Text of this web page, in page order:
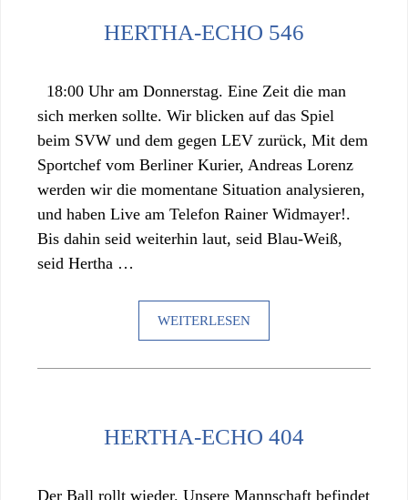
HERTHA-ECHO 546
18:00 Uhr am Donnerstag. Eine Zeit die man
sich merken sollte. Wir blicken auf das Spiel
beim SVW und dem gegen LEV zurück, Mit dem
Sportchef vom Berliner Kurier, Andreas Lorenz
werden wir die momentane Situation analysieren,
und haben Live am Telefon Rainer Widmayer!.
Bis dahin seid weiterhin laut, seid Blau-Weiß,
seid Hertha …
WEITERLESEN
HERTHA-ECHO 404
Der Ball rollt wieder. Unsere Mannschaft befindet